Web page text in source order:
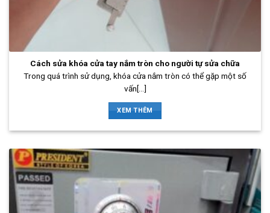
Cách sửa khóa cửa tay nắm tròn cho người tự sửa chữa
Trong quá trình sử dụng, khóa cửa nắm tròn có thể gặp một số
vấn[...]
XEM THÊM